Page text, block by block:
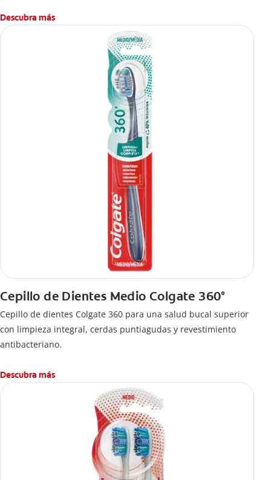
Descubra más
Cepillo de Dientes Medio Colgate 360°
Cepillo de dientes Colgate 360 ​​para una salud bucal superior
con limpieza integral, cerdas puntiagudas y revestimiento
antibacteriano.
Descubra más